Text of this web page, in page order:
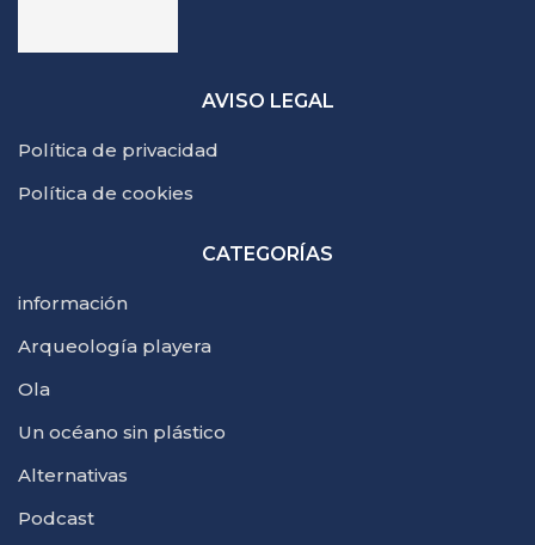
AVISO LEGAL
Política de privacidad
Política de cookies
CATEGORÍAS
información
Arqueología playera
Ola
Un océano sin plástico
Alternativas
Podcast